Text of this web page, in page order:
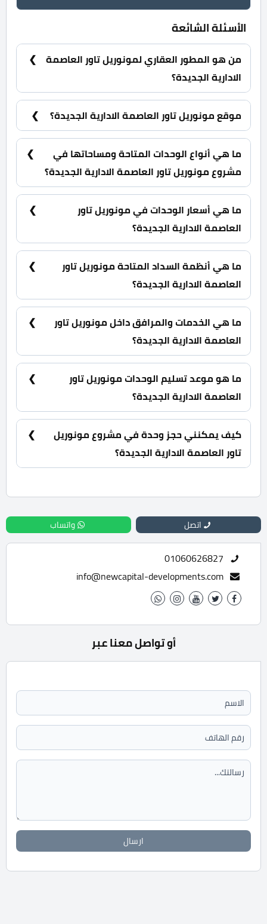
الأسئلة الشائعة
من هو المطور العقاري لمونوريل تاور العاصمة
الادارية الجديدة؟
شركة اعمار رزق جروب للتطوير العقاري Emaar Rizk
Developments Group ERG.
موقع مونوريل تاور العاصمة الادارية الجديدة؟
مونوريل تاور العاصمة الادارية الجديدة يقع بالتحديد
بالقطعة رقم 1 في منطقة الأبراج السياحية MU3
بواجهة علي محور بن زايد الشمالي.
ما هي أنواع الوحدات المتاحة ومساحاتها في
مشروع مونوريل تاور العاصمة الادارية الجديدة؟
شقق فندقية ومكاتب ومحلات تجارية وعيادات تبدأ
مساحتها من 38 متر مربع.
ما هي أسعار الوحدات في مونوريل تاور
العاصمة الادارية الجديدة؟
تبدأ الأسعار من 3,773,400 جنية.
ما هي أنظمة السداد المتاحة مونوريل تاور
العاصمة الادارية الجديدة؟
5% مقدم حجز و أيضا يتم تقسيط الباقي من المبلغ على
10 سنوات بالتساوي وبدون فوائد سنوية.
ما هي الخدمات والمرافق داخل مونوريل تاور
العاصمة الادارية الجديدة؟
أفراد أمن وحراسة، كاميرات مراقبة، ماكينات صرف الي،
عمال نظافة.
ما هو موعد تسليم الوحدات مونوريل تاور
العاصمة الادارية الجديدة؟
سيتم استلام المشروع خلال 4 سنوات.
كيف يمكنني حجز وحدة في مشروع مونوريل
تاور العاصمة الادارية الجديدة؟
للحجز والاستعلام اتصل بنا على : 01060626827
اتصل واتساب
01060626827
info@newcapital-developments.com
أو تواصل معنا عبر
ارسال